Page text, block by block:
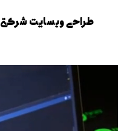
طراحی وبسایت شرکتی adclub